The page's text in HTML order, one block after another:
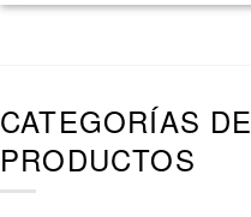
CATEGORÍAS DE
PRODUCTOS